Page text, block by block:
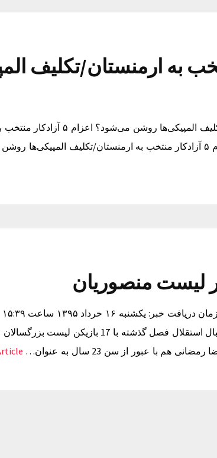
منتخب به ارمنستان/تکلیف
اعزام ۵ آزادکار منتخب به ارمنستان/تکلیف المپیکی‌ها
تکلیف المپیکی‌ها روشن می‌شود؟ اعزام ۵ آزادکار منتخب به ارمنستان/تکلیف
بندی: به گزارش “ورزش سه”، تیم فوتبال استقلال فصل گذشته با
هم با عبور از سن 23 سال به عنوان…
→